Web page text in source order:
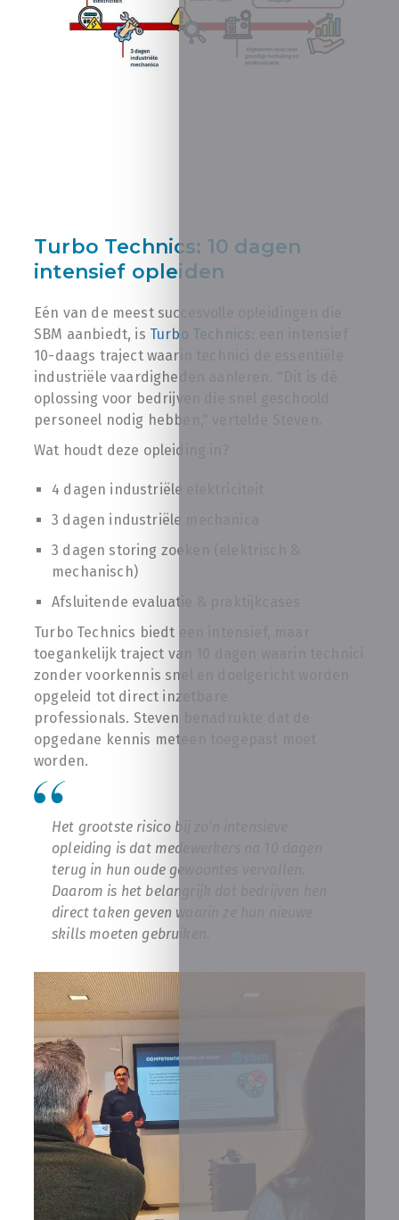
Turbo Technics: 10 dagen
intensief opleiden
Eén van de meest succesvolle opleidingen die
SBM aanbiedt, is Turbo Technics
10-daags traject waarin technici de essentiële
industriële vaardigheden aanleren. "Dit is dé
oplossing voor bedrijven die snel geschoold
personeel nodig hebben," vertelde Steven.
Wat houdt deze opleiding in?
4 dagen industriële elektriciteit
3 dagen industriële mechanica
3 dagen storing zoeken (elektrisch &
mechanisch)
Afsluitende evaluatie & praktijkcases
Turbo Technics biedt een intensief, maar
toegankelijk traject van 10 dagen waarin technici
zonder voorkennis snel en doelgericht worden
opgeleid tot direct inzetbare
professionals. Steven benadrukte dat de
opgedane kennis meteen toegepast moet
worden.
Het grootste risico bij zo'n intensieve
opleiding is dat medewerkers na 10 dagen
terug in hun oude gewoontes vervallen.
Daarom is het belangrijk dat bedrijven hen
direct taken geven waarin ze hun nieuwe
skills moeten gebruiken.